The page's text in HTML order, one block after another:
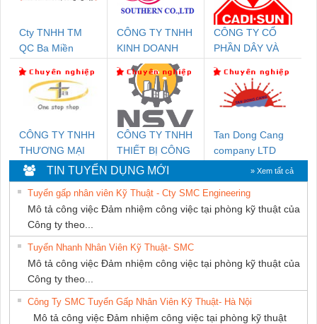
Cty TNHH TM
QC Ba Miền
CÔNG TY TNHH
KINH DOANH
DỊCH VỤ XNK
PHƯƠNG NAM
CÔNG TY CỔ
PHẦN DÂY VÀ
THƯỢNG ĐÌNH
CÔNG TY TNHH
THƯƠNG MẠI
THIÊN ÂN VIỆT
NAM
CÔNG TY TNHH
THIẾT BỊ CÔNG
NGHIỆP NIHON
SETSUBI VIỆT
NAM
Tan Dong Cang
company LTD
TIN TUYỂN DỤNG MỚI » Xem tất cả
Tuyển gấp nhân viên Kỹ Thuật - Cty SMC Engineering
Mô tả công việc Đảm nhiệm công việc tại phòng kỹ thuật của
Công ty theo...
Tuyển Nhanh Nhân Viên Kỹ Thuật- SMC
Mô tả công việc Đảm nhiệm công việc tại phòng kỹ thuật của
Công ty theo...
Công Ty SMC Tuyển Gấp Nhân Viên Kỹ Thuật- Hà Nội
Mô tả công việc Đảm nhiệm công việc tại phòng kỹ thuật